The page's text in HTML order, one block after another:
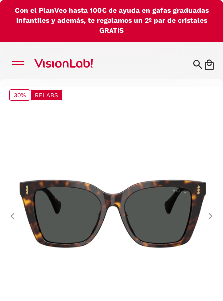
Con el PlanVeo hasta 100€ de ayuda en gafas graduadas
infantiles y además, te regalamos un 2º par de cristales
GRATIS
30% RELABS
Previous